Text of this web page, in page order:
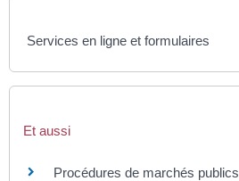
Services en ligne et formulaires
Et aussi
Procédures de marchés publics